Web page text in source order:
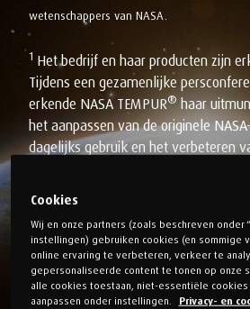
wetenschappers van NASA.
1 Het bedrijf en haar producten zijn
Tijdens een gezamenlijke
erkende NASA TEMPUR® haar
het aanpassen van de originele
dagelijks gebruik en het verbeteren
2
Foundation, een Amerikaanse non-
“Certified Space Technology”, omdat
dat van origine was bedoeld voor de
meer informatie over de Space
Cookies
Wij en onze partners (zoals beschreven onder
instellingen) gebruiken cookies (en sommige
online ervaring te verbeteren, verkeer te
gepersonaliseerde content te tonen op onze
alle cookies toestaan, niet-essentiële
aanpassen onder instellingen.
Privacy- en